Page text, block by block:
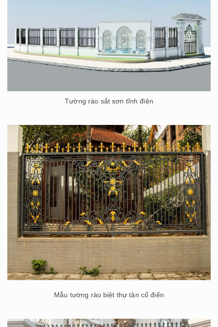
Tường rào sắt sơn tĩnh điện
Mẫu tường rào biệt thự tân cổ điển